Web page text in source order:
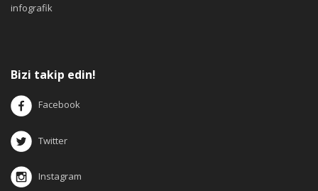
infografik
Bizi takip edin!
Facebook
Twitter
Instagram